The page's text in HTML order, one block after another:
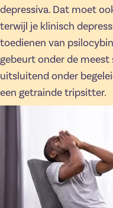
depressiva. Dat moet
terwijl je klinisch
toedienen van
gebeurt onder de
uitsluitend onder
een getrainde tripsitter.